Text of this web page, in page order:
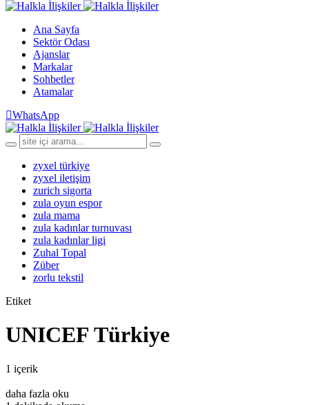
Ana Sayfa
Sektör Odası
Ajanslar
Markalar
Sohbetler
Atamalar
WhatsApp
zyxel türkiye
zyxel iletişim
zurich sigorta
zula oyun espor
zula mama
zula kadınlar turnuvası
zula kadınlar ligi
Zuhal Topal
Züber
zorlu tekstil
Etiket
UNICEF Türkiye
1 içerik
daha fazla oku